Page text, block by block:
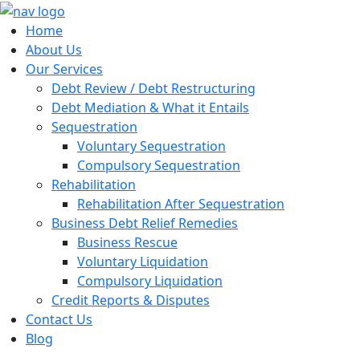
Home
About Us
Our Services
Debt Review / Debt Restructuring
Debt Mediation & What it Entails
Sequestration
Voluntary Sequestration
Compulsory Sequestration
Rehabilitation
Rehabilitation After Sequestration
Business Debt Relief Remedies
Business Rescue
Voluntary Liquidation
Compulsory Liquidation
Credit Reports & Disputes
Contact Us
Blog